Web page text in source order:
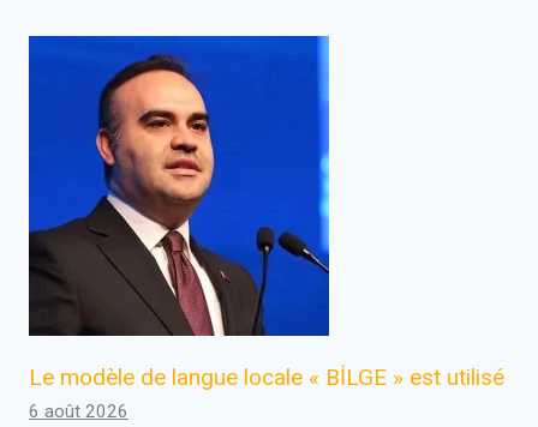
Le modèle de langue locale « BİLGE » est utilisé
6 août 2026